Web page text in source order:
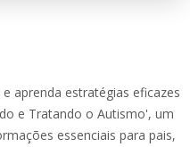
aprenda estratégias eficazes
e Tratando o Autismo', um
essenciais para pais,